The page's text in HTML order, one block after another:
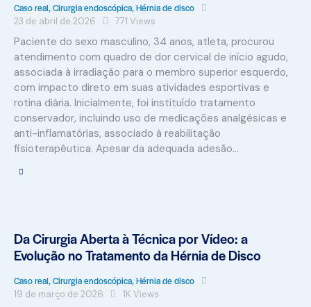
Caso real,Cirurgia endoscópica,Hérnia de disco
23 de abril de 2026 771 Views
Paciente do sexo masculino, 34 anos, atleta, procurou
atendimento com quadro de dor cervical de início agudo,
associada à irradiação para o membro superior esquerdo,
com impacto direto em suas atividades esportivas e
rotina diária. Inicialmente, foi instituído tratamento
conservador, incluindo uso de medicações analgésicas e
anti-inflamatórias, associado à reabilitação
fisioterapêutica. Apesar da adequada adesão…
Da Cirurgia Aberta à Técnica por Vídeo: a
Evolução no Tratamento da Hérnia de Disco
Caso real,Cirurgia endoscópica,Hérnia de disco
19 de março de 2026 1K Views